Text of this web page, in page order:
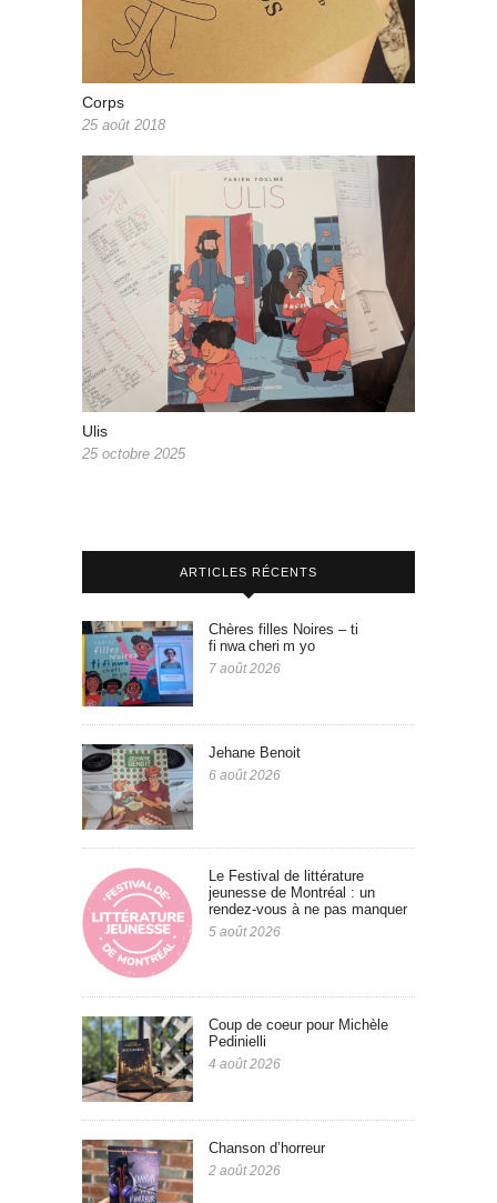
Corps
25 août 2018
Ulis
25 octobre 2025
ARTICLES RÉCENTS
Chères filles Noires – ti
fi nwa cheri m yo
7 août 2026
Jehane Benoit
6 août 2026
Le Festival de littérature
jeunesse de Montréal : un
rendez-vous à ne pas manquer
5 août 2026
Coup de coeur pour Michèle
Pedinielli
4 août 2026
Chanson d’horreur
2 août 2026